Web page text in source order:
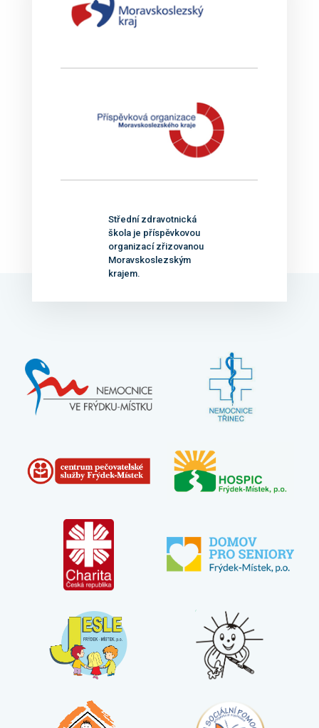
Střední zdravotnická
škola je příspěvkovou
organizací zřizovanou
Moravskoslezským
krajem.